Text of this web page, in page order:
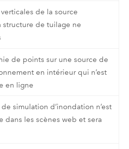
de la source
structure de tuilage ne
de points sur une source de
en intérieur qui n’est
en ligne
simulation d’inondation n’est
dans les scènes web et sera